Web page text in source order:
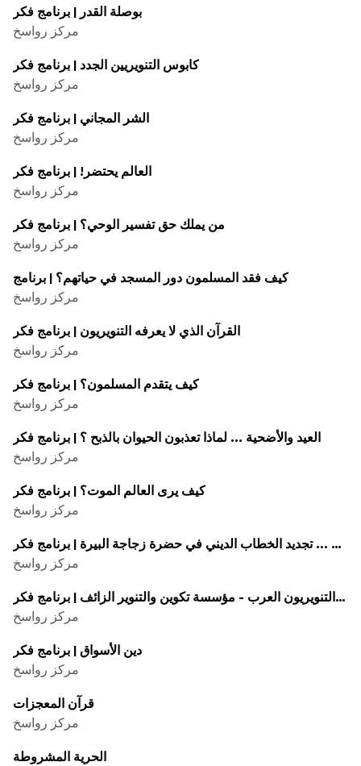
بوصلة القدر | برنامج فكر
مركز رواسخ
كابوس التنويريين الجدد | برنامج فکر
مركز رواسخ
الشر المجاني | برنامج فكر
مركز رواسخ
العالم يحتضر! | برنامج فکر
مركز رواسخ
من يملك حق تفسير الوحي؟ | برنامج فکر
مركز رواسخ
كيف فقد المسلمون دور المسجد في حياتهم؟ | برنامج
مركز رواسخ
القرآن الذي لا يعرفه التنويريون | برنامج فكر
مركز رواسخ
كيف يتقدم المسلمون؟ | برنامج فکر
مركز رواسخ
العيد والأضحية ... لماذا تعذبون الحيوان بالذبح ؟ | برنامج فكر
مركز رواسخ
كيف يرى العالم الموت؟ | برنامج فکر
مركز رواسخ
تكوين العبث ... تجديد الخطاب الديني في حضرة زجاجة البيرة | برنامج فکر
مركز رواسخ
ماذا يريد التنويريون العرب - مؤسسة تكوين والتنوير الزائف | برنامج فکر
مركز رواسخ
دين الأسواق | برنامج فكر
مركز رواسخ
قرآن المعجزات
مركز رواسخ
الحرية المشروطة